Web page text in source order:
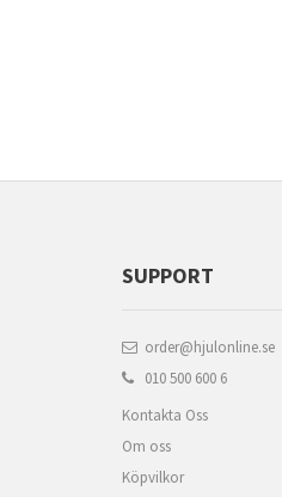
SUPPORT
order@hjulonline.se
010 500 600 6
Kontakta Oss
Om oss
Köpvilkor